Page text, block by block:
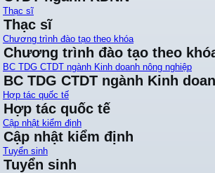
Thạc sĩ
Thạc sĩ
Chương trình đào tạo theo khóa
Chương trình đào tạo theo
BC TDG CTDT ngành Kinh doanh nông nghiệp
BC TDG CTDT ngành Kinh
Hợp tác quốc tế
Hợp tác quốc tế
Cập nhật kiểm định
Cập nhật kiểm định
Tuyển sinh
Tuyển sinh